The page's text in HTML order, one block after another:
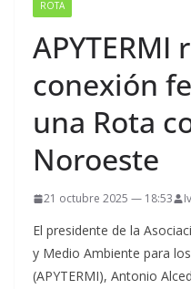
ROTA
conexión
una Rota
Noroeste
21 octubre 2025 — 18:53
El presidente de la
y Medio Ambiente para
(APYTERMI), Antonio